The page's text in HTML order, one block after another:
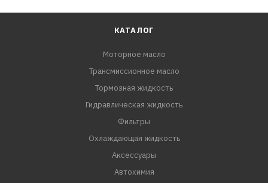
КАТАЛОГ
Моторное масло
Трансмиссионное масло
Тормозная жидкость
Гидравлическая жидкость
Фильтры
Охлаждающая жидкость
Аксессуары
Автохимия